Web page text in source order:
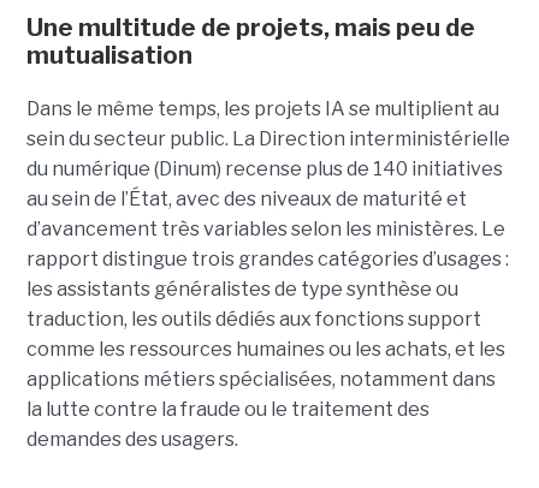
Une multitude de projets, mais peu de
mutualisation
Dans le même temps, les projets IA se multiplient au
sein du secteur public. La Direction interministérielle
du numérique (Dinum) recense plus de 140 initiatives
au sein de l’État, avec des niveaux de maturité et
d’avancement très variables selon les ministères. Le
rapport distingue trois grandes catégories d’usages :
les assistants généralistes de type synthèse ou
traduction, les outils dédiés aux fonctions support
comme les ressources humaines ou les achats, et les
applications métiers spécialisées, notamment dans
la lutte contre la fraude ou le traitement des
demandes des usagers.